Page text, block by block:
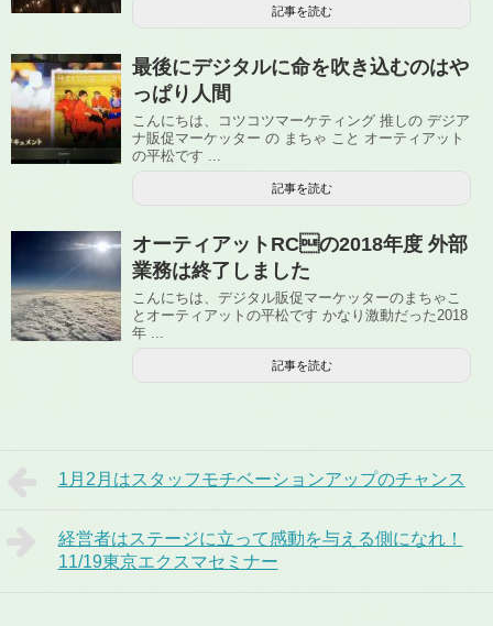
記事を読む
最後にデジタルに命を吹き込むのはや
っぱり人間
こんにちは、コツコツマーケティング 推しの デジア
ナ販促マーケッター の まちゃ こと オーティアット
の平松です ...
記事を読む
オーティアットRCの2018年度 外部
業務は終了しました
こんにちは、デジタル販促マーケッターのまちゃこ
とオーティアットの平松です かなり激動だった2018
年 ...
記事を読む
1月2月はスタッフモチベーションアップのチャンス
経営者はステージに立って感動を与える側になれ！
11/19東京エクスマセミナー